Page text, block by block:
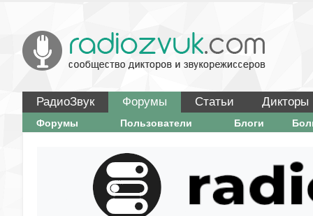
РадиоЗвук Форумы Статьи Дикторы
Форумы Пользователи Блоги